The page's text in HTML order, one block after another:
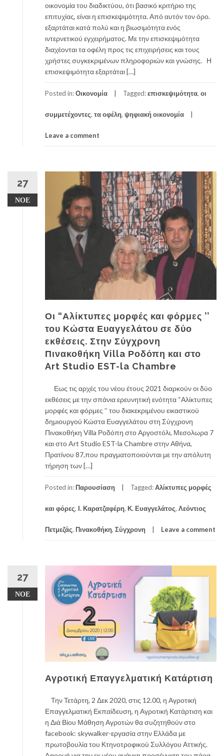
οικονομία του διαδικτύου, ότι βασικό κριτήριο της
επιτυχίας, είναι η επισκεψιμότητα. Από αυτόν τον όρο.
εξαρτάται κατά πολύ και η βιωσιμότητα ενός
ιντερνετικού εγχειρήματος. Με την επισκεψιμότητα
διαχέονται τα οφέλη προς τις επιχειρήσεις και τους
χρήστες συγκεκριμένων πληροφοριών και γνώσης. Η
επισκεψιμότητα εξαρτάται […]
Posted in:Οικονομία Tagged:επισκεψιμότητα, οι
συμμετέχοντες, τα οφέλη, ψηφιακή οικονομία
Leave a comment
27
ΝΟΈ
Οι “Αλίκτυπες μορφές και φόρμες ’’
του Κώστα Ευαγγελάτου σε δύο
εκθέσεις. Στην Σύγχρονη
Πινακοθήκη Villa Ροδόπη και στο
Art Studio EST-la Chambre
Εως τις αρχές του νέου έτους 2021 διαρκούν οι δύο
εκθέσεις με την σπάνια ερευνητική ενότητα “Αλίκτυπες
μορφές και φόρμες ’’ του διακεκριμένου εικαστικού
δημιουργού Κώστα Ευαγγελάτου στη Σύγχρονη
Πινακοθήκη Villa Ροδόπη στο Αργοστόλι, Μεσολωρα 7
και στο Art Studio EST-la Chambre στην Αθήνα,
Πρατίνου 87,που πραγματοποιούνται με την απόλυτη
τήρηση των […]
Posted in: Παρουσίαση Tagged:Αλίκτυπες μορφές
και φόρες, Ι. Καρατζαφέρη, Κ. Ευαγγελάτος, Λεόντιος
Πετμεζάς, Πινακοθήκη, Σύγχρονη Leave a comment
27
ΝΟΈ
Αγροτική Επαγγελματική Κατάρτιση
Την Τετάρτη, 2 Δεκ 2020, στις 12.00, η Αγροτική
Επαγγελματική Εκπαίδευση, η Αγροτική Κατάρτιση και
η Διά Βίου Μάθηση Αγροτών θα συζητηθούν στο
facebook: skywalker-εργασία στην Ελλάδα με
πρωτοβουλία του Κτηνοτροφικού Συλλόγου Αττικής.